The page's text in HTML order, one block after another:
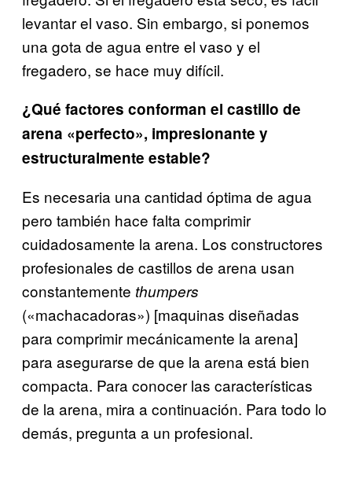
levantar el vaso. Sin embargo, si ponemos
una gota de agua entre el vaso y el
fregadero, se hace muy difícil.
¿Qué factores conforman el castillo de
arena «perfecto», impresionante y
estructuralmente estable?
Es necesaria una cantidad óptima de agua
pero también hace falta comprimir
cuidadosamente la arena. Los constructores
profesionales de castillos de arena usan
constantemente thumpers
(«machacadoras») [maquinas diseñadas
para comprimir mecánicamente la arena]
para asegurarse de que la arena está bien
compacta. Para conocer las características
de la arena, mira a continuación. Para todo lo
demás, pregunta a un profesional.